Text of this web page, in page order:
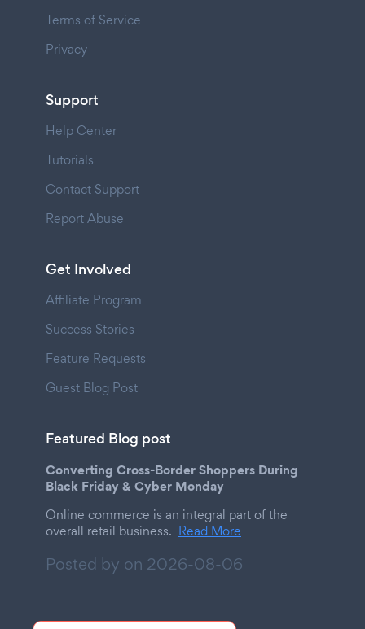
Terms of Service
Privacy
Support
Help Center
Tutorials
Contact Support
Report Abuse
Get Involved
Affiliate Program
Success Stories
Feature Requests
Guest Blog Post
Featured Blog post
Converting Cross-Border Shoppers During
Black Friday & Cyber Monday
Online commerce is an integral part of the
overall retail business. Read More
Posted by on 2026-08-06